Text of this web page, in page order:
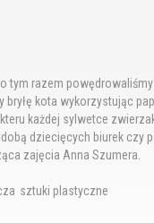
tym razem
kota wykorzystując
każdej sylwetce
dziecięcych biurek czy
zajęcia Anna Szumera.
sztuki plastyczne